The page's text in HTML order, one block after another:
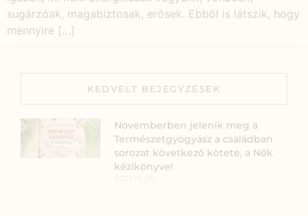
sugárzóak, magabiztosak, erősek. Ebből is látszik, hogy
mennyire […]
KEDVELT BEJEGYZÉSEK
Novemberben jelenik meg a
Természetgyógyász a családban
sorozat következő kötete, a Nők
kézikönyve!